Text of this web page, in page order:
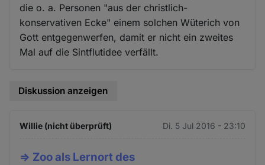
die o. a. Personen "aus der christlich-
konservativen Ecke" einem solchen Wüterich von
Gott entgegenwerfen, damit er nicht ein zweites
Mal auf die Sintflutidee verfällt.
Diskussion anzeigen
Willie (nicht überprüft) Di. 5 Jul 2016 - 23:10
=> Zoo als Lernort des